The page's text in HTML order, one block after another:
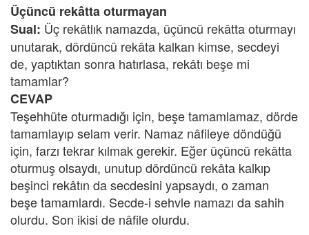
Üçüncü rekâtta oturmayan
Sual: Üç rekâtlık namazda, üçüncü rekâtta oturmayı
unutarak, dördüncü rekâta kalkan kimse, secdeyi
de, yaptıktan sonra hatırlasa, rekâtı beşe mi
tamamlar?
CEVAP
Teşehhüte oturmadığı için, beşe tamamlamaz, dörde
tamamlayıp selam verir. Namaz nâfileye döndüğü
için, farzı tekrar kılmak gerekir. Eğer üçüncü rekâtta
oturmuş olsaydı, unutup dördüncü rekâta kalkıp
beşinci rekâtın da secdesini yapsaydı, o zaman
beşe tamamlardı. Secde-i sehvle namazı da sahih
olurdu. Son ikisi de nâfile olurdu.